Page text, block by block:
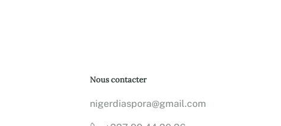
Nous contacter
nigerdiaspora@gmail.com